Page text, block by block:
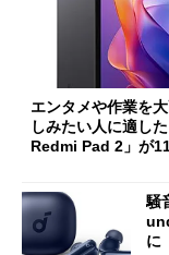
エンタメや作業を
しみたい人に適し
Redmi Pad 2」が
騒
に